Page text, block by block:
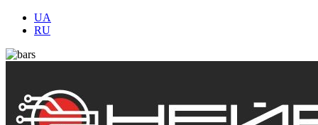
UA
RU